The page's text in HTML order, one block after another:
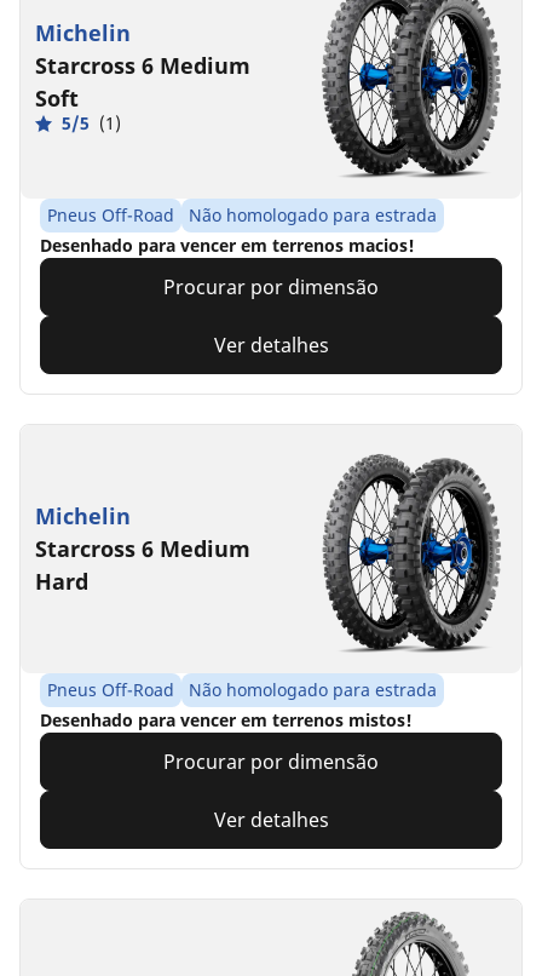
Michelin
Starcross 6 Medium
Soft
5/5 (1)
Pneus Off-Road
Não homologado para estrada
Desenhado para vencer em terrenos macios!
Procurar por dimensão
Ver detalhes
Michelin
Starcross 6 Medium
Hard
Pneus Off-Road
Não homologado para estrada
Desenhado para vencer em terrenos mistos!
Procurar por dimensão
Ver detalhes